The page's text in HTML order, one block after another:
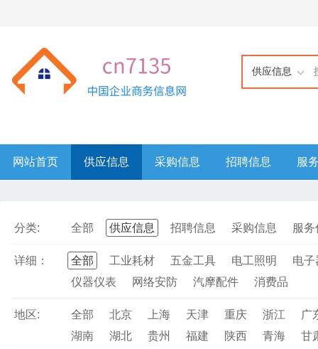
供应信息
网站首页 供应信息 采购信息 招聘信息 服
分类: 全部 供应信息 招聘信息 采购信息 服
详细： 全部 工业耗材 五金工具 电工照明
电子
仪器仪表
网络安防 汽摩配件 消费品
地区: 全部 北京 上海 天津 重庆 浙江
广
湖南
湖北 贵州 福建 陕西 青海 甘